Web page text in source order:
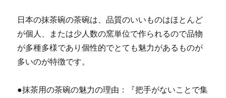
日本の抹茶碗の茶碗は、品質のいいものはほとんど
が個人、または少人数の窯単位で作られるので品物
が多種多様であり個性的でとても魅力があるものが
多いのが特徴です。
●抹茶用の茶碗の魅力の理由：『把手がないことで集